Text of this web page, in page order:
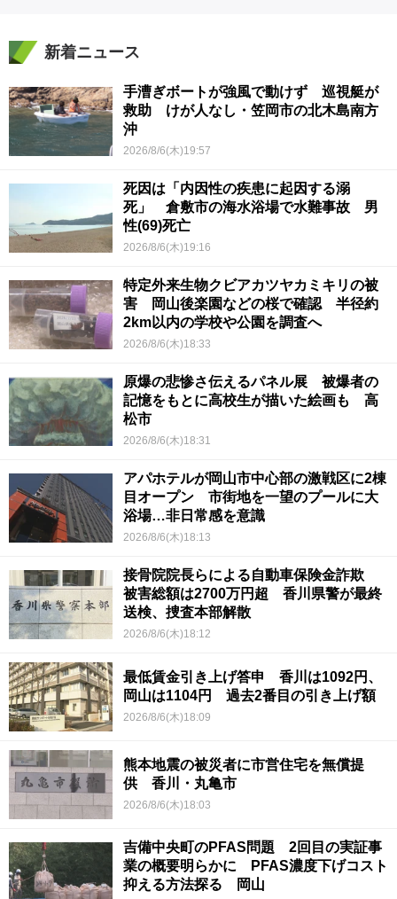
新着ニュース
手漕ぎボートが強風で動けず 巡視艇が
救助 けが人なし・笠岡市の北木島南方
沖
2026/8/6(木)19:57
死因は「内因性の疾患に起因する溺
死」 倉敷市の海水浴場で水難事故 男
性(69)死亡
2026/8/6(木)19:16
特定外来生物クビアカツヤカミキリの被
害 岡山後楽園などの桜で確認 半径約
2km以内の学校や公園を調査へ
2026/8/6(木)18:33
原爆の悲惨さ伝えるパネル展 被爆者の
記憶をもとに高校生が描いた絵画も 高
松市
2026/8/6(木)18:31
アパホテルが岡山市中心部の激戦区に2棟
目オープン 市街地を一望のプールに大
浴場…非日常感を意識
2026/8/6(木)18:13
接骨院院長らによる自動車保険金詐欺
被害総額は2700万円超 香川県警が最終
送検、捜査本部解散
2026/8/6(木)18:12
最低賃金引き上げ答申 香川は1092円、
岡山は1104円 過去2番目の引き上げ額
2026/8/6(木)18:09
熊本地震の被災者に市営住宅を無償提
供 香川・丸亀市
2026/8/6(木)18:03
吉備中央町のPFAS問題 2回目の実証事
業の概要明らかに PFAS濃度下げコスト
抑える方法探る 岡山